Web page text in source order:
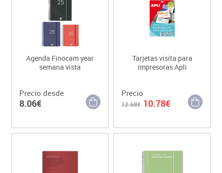
Agenda Finocam year
semana vista
Precio desde
8.06€
Tarjetas visita para
impresoras Apli
Precio
12.68€ 10.78€